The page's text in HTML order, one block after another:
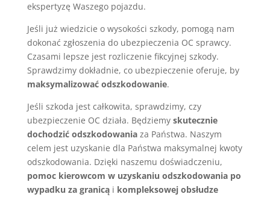
ekspertyzę Waszego pojazdu.
Jeśli już wiedzicie o wysokości szkody, pomogą nam
dokonać zgłoszenia do ubezpieczenia OC sprawcy.
Czasami lepsze jest rozliczenie fikcyjnej szkody.
Sprawdzimy dokładnie, co ubezpieczenie oferuje, by
maksymalizować odszkodowanie.
Jeśli szkoda jest całkowita, sprawdzimy, czy
ubezpieczenie OC działa. Będziemy skutecznie
dochodzić odszkodowaniaza Państwa. Naszym
celem jest uzyskanie dla Państwa maksymalnej kwoty
odszkodowania. Dzięki naszemu doświadczeniu,
pomoc kierowcom w uzyskaniu odszkodowania po
wypadku za granicąi kompleksowej obsłudze